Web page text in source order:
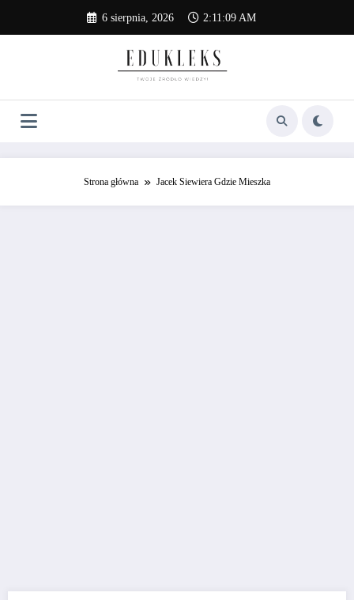
content
6 sierpnia, 2026 2:11:09 AM
Strona główna Jacek Siewiera Gdzie Mieszka